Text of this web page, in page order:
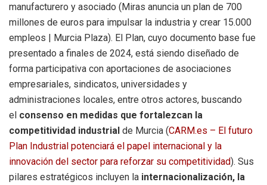
manufacturero y asociado (Miras anuncia un plan de 700
millones de euros para impulsar la industria y crear 15.000
empleos | Murcia Plaza). El Plan, cuyo documento base fue
presentado a finales de 2024, está siendo diseñado de
forma participativa con aportaciones de asociaciones
empresariales, sindicatos, universidades y
administraciones locales, entre otros actores, buscando
el consenso en medidas que fortalezcan la
competitividad industrial de Murcia (CARM.es – El futuro
Plan Industrial potenciará el papel internacional y la
innovación del sector para reforzar su competitividad). Sus
pilares estratégicos incluyen la internacionalización, la